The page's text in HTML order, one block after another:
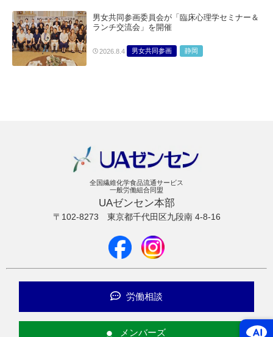
男女共同参画委員会が「臨床心理学セミナー＆
ランチ交流会」を開催
2026.8.4 男女共同参画 静岡
全国繊維化学食品流通サービス
一般労働組合同盟
UAゼンセン本部
〒102-8273 東京都千代田区九段南 4-8-16
労働相談
メンバーズ